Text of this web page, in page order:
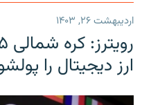
اردیبهشت ۲۶, ۱۴۰۳
ارز دیجیتال را